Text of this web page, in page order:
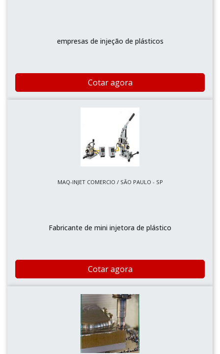
empresas de injeção de plásticos
Cotar agora
MAQ-INJET COMERCIO / SÃO PAULO - SP
Fabricante de mini injetora de plástico
Cotar agora